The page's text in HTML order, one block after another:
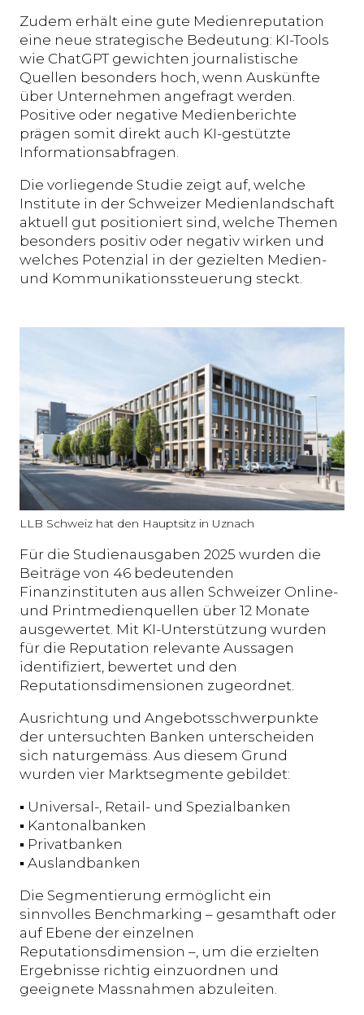
Zudem erhält eine gute Medienreputation
eine neue strategische Bedeutung: KI-Tools
wie ChatGPT gewichten journalistische
Quellen besonders hoch, wenn Auskünfte
über Unternehmen angefragt werden.
Positive oder negative Medienberichte
prägen somit direkt auch KI-gestützte
Informationsabfragen.
Die vorliegende Studie zeigt auf, welche
Institute in der Schweizer Medienlandschaft
aktuell gut positioniert sind, welche Themen
besonders positiv oder negativ wirken und
welches Potenzial in der gezielten Medien-
und Kommunikationssteuerung steckt.
LLB Schweiz hat den Hauptsitz in Uznach
Für die Studienausgaben 2025 wurden die
Beiträge von 46 bedeutenden
Finanzinstituten aus allen Schweizer Online-
und Printmedienquellen über 12 Monate
ausgewertet. Mit KI-Unterstützung wurden
für die Reputation relevante Aussagen
identifiziert, bewertet und den
Reputationsdimensionen zugeordnet.
Ausrichtung und Angebotsschwerpunkte
der untersuchten Banken unterscheiden
sich naturgemäss. Aus diesem Grund
wurden vier Marktsegmente gebildet:
▪ Universal-, Retail- und Spezialbanken
▪ Kantonalbanken
▪ Privatbanken
▪ Auslandbanken
Die Segmentierung ermöglicht ein
sinnvolles Benchmarking – gesamthaft oder
auf Ebene der einzelnen
Reputationsdimension –, um die erzielten
Ergebnisse richtig einzuordnen und
geeignete Massnahmen abzuleiten.